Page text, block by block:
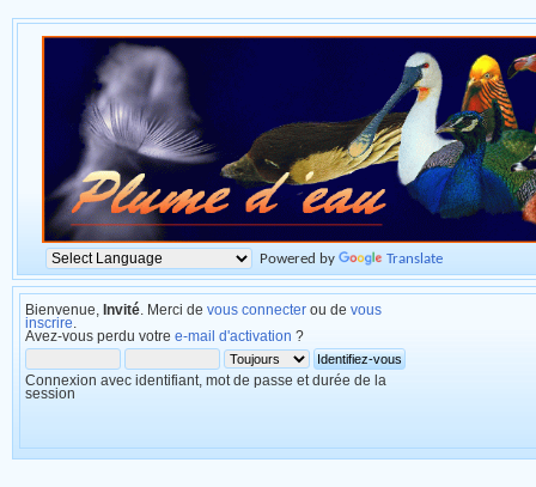
Powered by Translate
Bienvenue, Invité . Merci de vous connecter ou de vous
inscrire
Avez-vous perdu votre e-mail d'activation ?
Connexion avec identifiant, mot de passe et durée de la
session